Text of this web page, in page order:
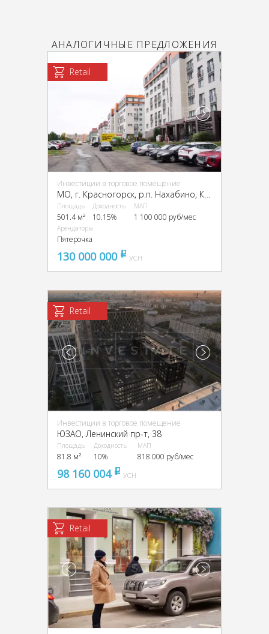
АНАЛОГИЧНЫЕ ПРЕДЛОЖЕНИЯ
Retail
Инвестиции в торговое помещение
МО, г. Красногорск, р.п. Нахабино, Королёва ул., 13
Площадь
501.4 м²
Доходность
10.15%
МАП
1 100 000 руб/мес
Арендаторы
Пятерочка
130 000 000 pуб
УСН
Retail
Инвестиции в торговое помещение
ЮЗАО, Ленинский пр-т, 38
Площадь
81.8 м²
Доходность
10%
МАП
818 000 руб/мес
98 160 004 pуб
УСН
Retail